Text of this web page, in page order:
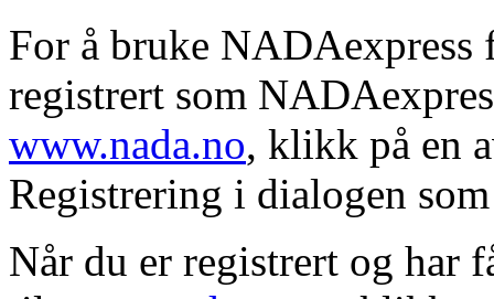
For å bruke
registrert som
www.nada.no, klikk på en
Registrering i dialogen
Når du er registrert og har